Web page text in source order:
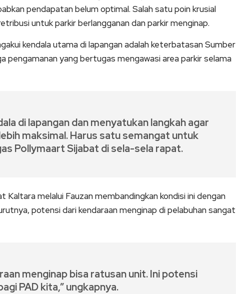
pendapatan belum optimal. Salah satu poin krusial
untuk parkir berlangganan dan parkir menginap.
kendala utama di lapangan adalah keterbatasan Sumber
pengamanan yang bertugas mengawasi area parkir selama
di lapangan dan menyatukan langkah agar
maksimal. Harus satu semangat untuk
Pollymaart Sijabat di sela-sela rapat.
Kaltara melalui Fauzan membandingkan kondisi ini dengan
potensi dari kendaraan menginap di pelabuhan sangat
menginap bisa ratusan unit. Ini potensi
PAD kita,” ungkapnya.